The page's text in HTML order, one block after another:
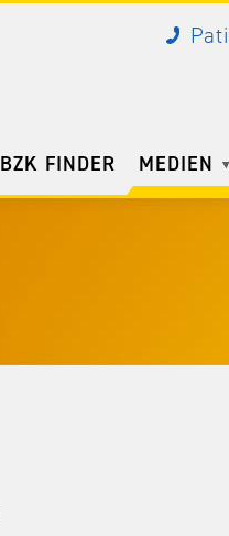
BZK FINDER MEDIEN